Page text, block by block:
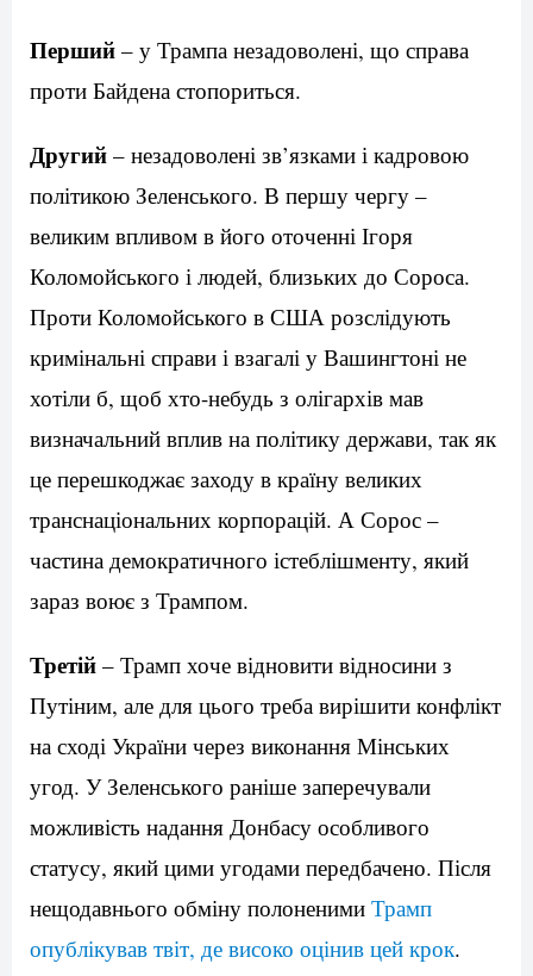
Перший – у Трампа незадоволені, що справа
проти Байдена стопориться.
Другий – незадоволені зв’язками і кадровою
політикою Зеленського. В першу чергу –
великим впливом в його оточенні Ігоря
Коломойського і людей, близьких до Сороса.
Проти Коломойського в США розслідують
кримінальні справи і взагалі у Вашингтоні не
хотіли б, щоб хто-небудь з олігархів мав
визначальний вплив на політику держави, так як
це перешкоджає заходу в країну великих
транснаціональних корпорацій. А Сорос –
частина демократичного істеблішменту, який
зараз воює з Трампом.
Третій – Трамп хоче відновити відносини з
Путіним, але для цього треба вирішити конфлікт
на сході України через виконання Мінських
угод. У Зеленського раніше заперечували
можливість надання Донбасу особливого
статусу, який цими угодами передбачено. Після
нещодавнього обміну полоненими Трамп
опублікував твіт, де високо оцінив цей крок.